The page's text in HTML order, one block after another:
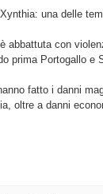
una delle
abbattuta con
prima Portogallo e
fatto i danni
oltre a danni